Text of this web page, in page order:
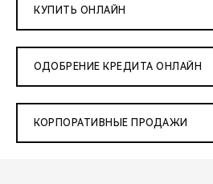
КУПИТЬ ОНЛАЙН
ОДОБРЕНИЕ КРЕДИТА ОНЛАЙН
КОРПОРАТИВНЫЕ ПРОДАЖИ